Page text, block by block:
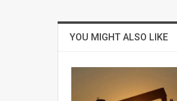
YOU MIGHT ALSO LIKE